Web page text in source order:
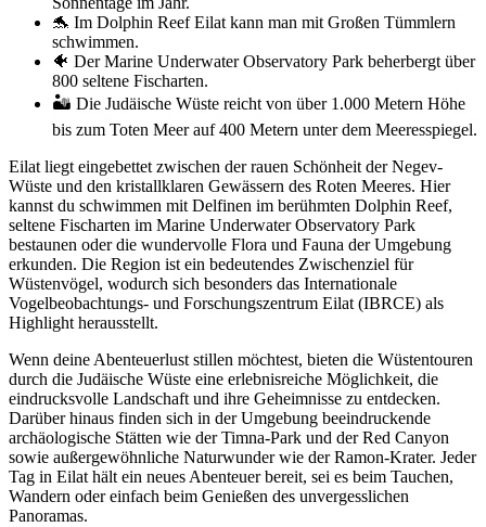
🐬 Im Dolphin Reef Eilat kann man mit Großen Tümmlern
schwimmen.
🐠 Der Marine Underwater Observatory Park beherbergt über
800 seltene Fischarten.
🏜️ Die Judäische Wüste reicht von über 1.000 Metern Höhe
bis zum Toten Meer auf 400 Metern unter dem Meeresspiegel.
Eilat liegt eingebettet zwischen der rauen Schönheit der Negev-
Wüste und den kristallklaren Gewässern des Roten Meeres. Hier
kannst du schwimmen mit Delfinen im berühmten Dolphin Reef,
seltene Fischarten im Marine Underwater Observatory Park
bestaunen oder die wundervolle Flora und Fauna der Umgebung
erkunden. Die Region ist ein bedeutendes Zwischenziel für
Wüstenvögel, wodurch sich besonders das Internationale
Vogelbeobachtungs- und Forschungszentrum Eilat (IBRCE) als
Highlight herausstellt.
Wenn deine Abenteuerlust stillen möchtest, bieten die Wüstentouren
durch die Judäische Wüste eine erlebnisreiche Möglichkeit, die
eindrucksvolle Landschaft und ihre Geheimnisse zu entdecken.
Darüber hinaus finden sich in der Umgebung beeindruckende
archäologische Stätten wie der Timna-Park und der Red Canyon
sowie außergewöhnliche Naturwunder wie der Ramon-Krater. Jeder
Tag in Eilat hält ein neues Abenteuer bereit, sei es beim Tauchen,
Wandern oder einfach beim Genießen des unvergesslichen
Panoramas.